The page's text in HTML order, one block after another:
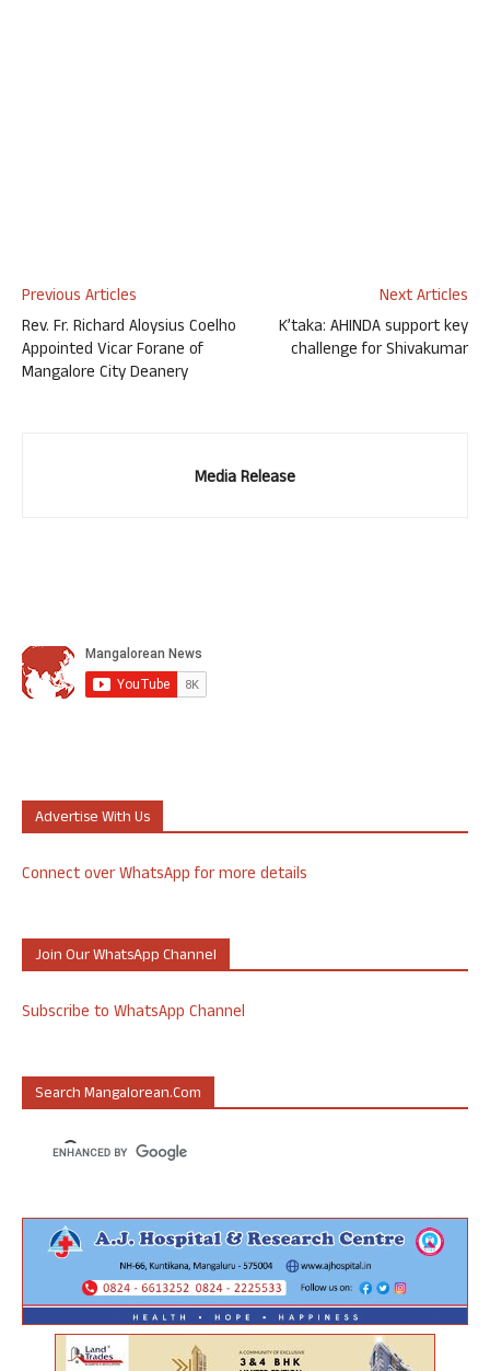
Previous Articles
Rev. Fr. Richard Aloysius Coelho
Appointed Vicar Forane of
Mangalore City Deanery
Next Articles
K’taka: AHINDA support key
challenge for Shivakumar
Media Release
Advertise With Us
Connect over WhatsApp for more details
Join Our WhatsApp Channel
Subscribe to WhatsApp Channel
Search Mangalorean.com